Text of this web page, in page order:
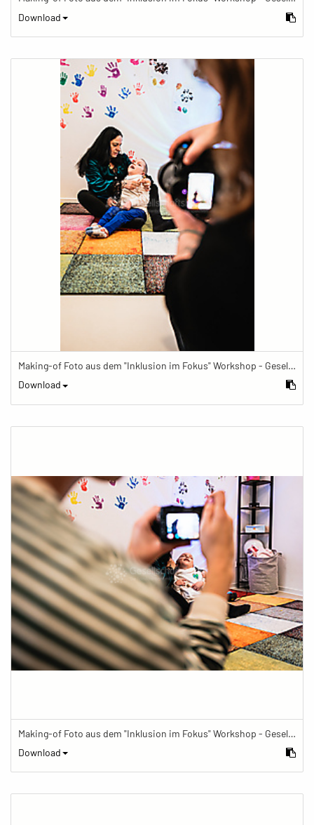
Download
Making-of Foto aus dem "Inklusion im Fokus" Workshop - Gesellschaftsbilder.de Fotoworkshop „Inklusion im Fokus“ beim Känguru Leipzig
Download
Making-of Foto aus dem "Inklusion im Fokus" Workshop - Gesellschaftsbilder.de Fotoworkshop „Inklusion im Fokus“ beim Känguru Leipzig
Download